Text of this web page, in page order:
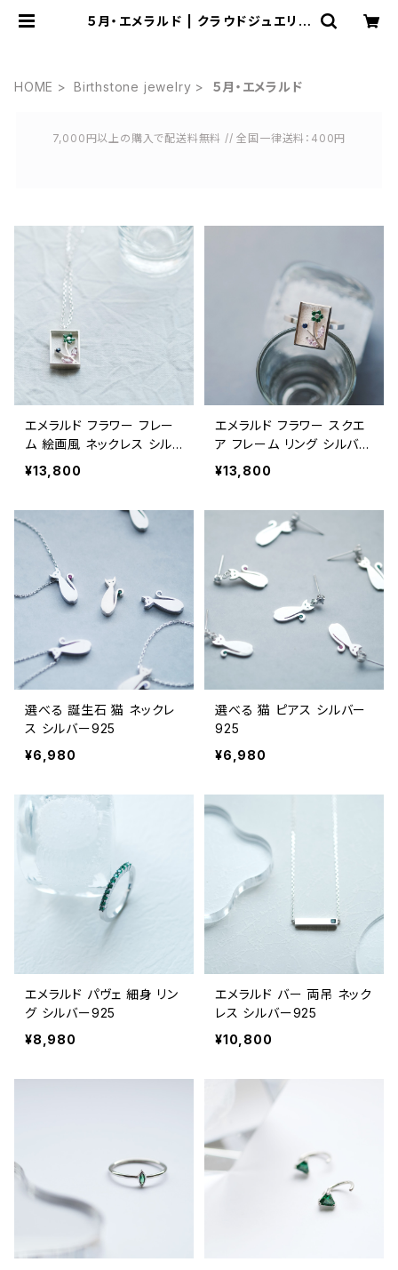
５月・エメラルド | クラウドジュエリー
HOME
Birthstone jewelry ５月・エメラルド
7,000円以上の購入で配送料無料 // 全国一律送料：400円
エメラルド フラワー フレー
ム 絵画風 ネックレス シル
バー925 5月誕生石 ボタニ
カル レディース
¥13,800
エメラルド フラワー スクエ
ア フレーム リング シルバー
925
¥13,800
選べる 誕生石 猫 ネックレ
ス シルバー925
¥6,980
選べる 猫 ピアス シルバー
925
¥6,980
エメラルド パヴェ 細身 リン
グ シルバー925
¥8,980
エメラルド バー 両吊 ネック
レス シルバー925
¥10,800